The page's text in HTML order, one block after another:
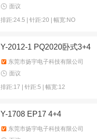
面议
排距:24.5 | 针距:20 | 幅宽:NO
Y-2012-1 PQ2020卧式3+4
东莞市扬宇电子科技有限公司
面议
排距:17 | 针距:5 | 幅宽:12
Y-1708 EP17 4+4
东莞市扬宇电子科技有限公司